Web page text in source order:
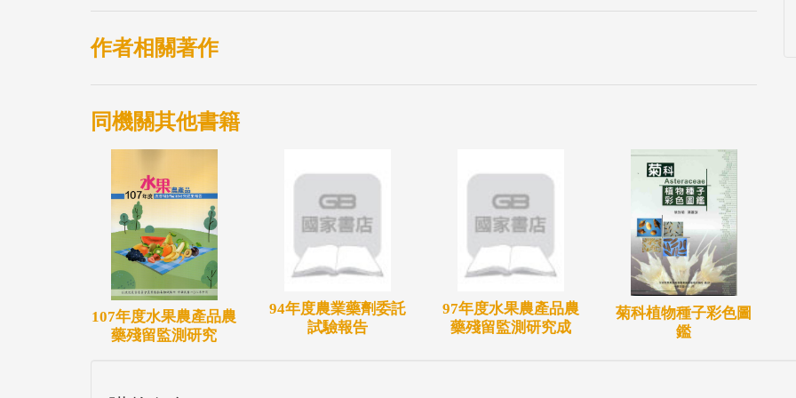
作者相關著作
同機關其他書籍
107年度水果農產品農
藥殘留監測研究
94年度農業藥劑委託
試驗報告
97年度水果農產品農
藥殘留監測研究成
菊科植物種子彩色圖
鑑